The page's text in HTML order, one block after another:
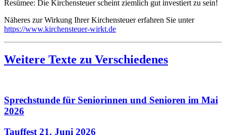
Resümee: Die Kirchensteuer scheint ziemlich gut investiert zu sein!
Näheres zur Wirkung Ihrer Kirchensteuer erfahren Sie unter
https://www.kirchensteuer-wirkt.de
Weitere Texte zu Verschiedenes
Sprechstunde für Seniorinnen und Senioren im Mai
2026
Tauffest 21. Juni 2026